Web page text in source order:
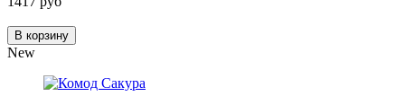
В корзину
New